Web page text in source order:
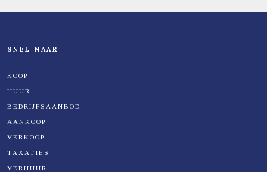
SNEL NAAR
KOOP
HUUR
BEDRIJFSAANBOD
AANKOOP
VERKOOP
TAXATIES
VERHUUR